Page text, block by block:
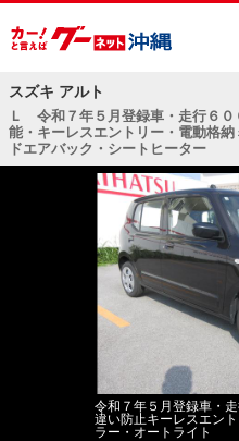
スズキ アルト
Ｌ 令和７年５月登録車・走行６０
能・キーレスエントリー・電動格
ドエアバック・シートヒーター
令和７年５月登録車・
違い防止キーレスエン
ラー・オートライト